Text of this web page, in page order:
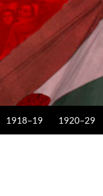
1918–19 1920–29